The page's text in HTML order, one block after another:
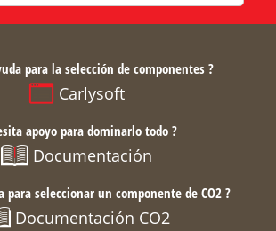
para la selección de componentes ?
Carlysoft
apoyo para dominarlo todo ?
Documentación
para seleccionar un componente de CO2 ?
Documentación CO2